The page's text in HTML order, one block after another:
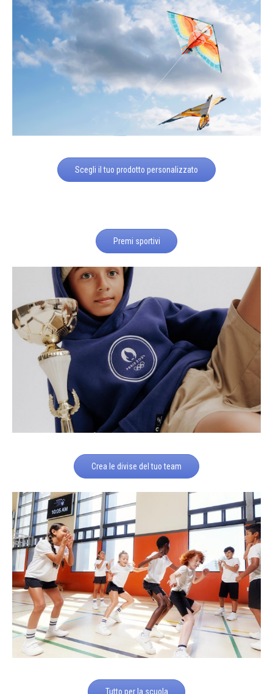
Scegli il tuo prodotto personalizzato
Premi sportivi
Crea le divise del tuo team
Tutto per la scuola